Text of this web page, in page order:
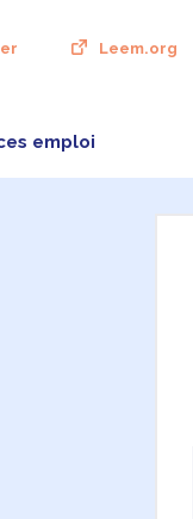
Leem.org
emploi